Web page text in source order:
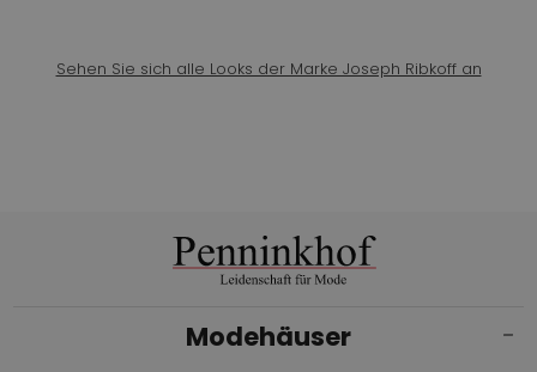
Sehen Sie sich alle Looks der Marke Joseph Ribkoff an
Modehäuser